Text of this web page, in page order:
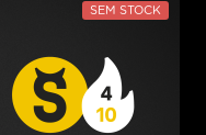
SEM STOCK